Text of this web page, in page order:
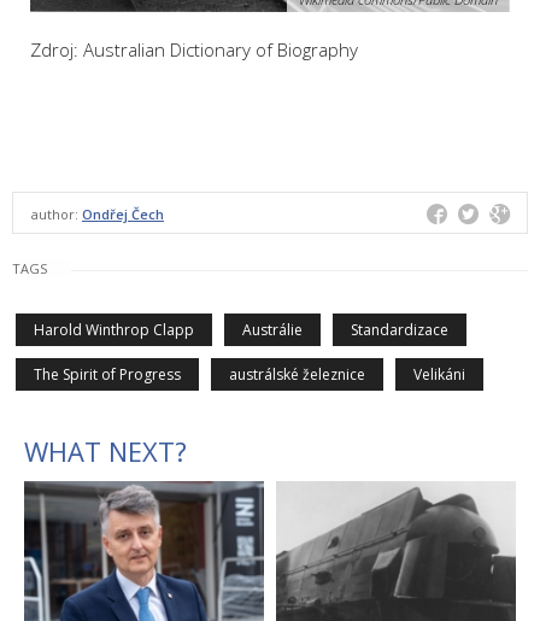
Zdroj: Australian Dictionary of Biography
author: Ondřej Čech
TAGS
Harold Winthrop Clapp Austrálie Standardizace
The Spirit of Progress austrálské železnice Velikáni
WHAT NEXT?